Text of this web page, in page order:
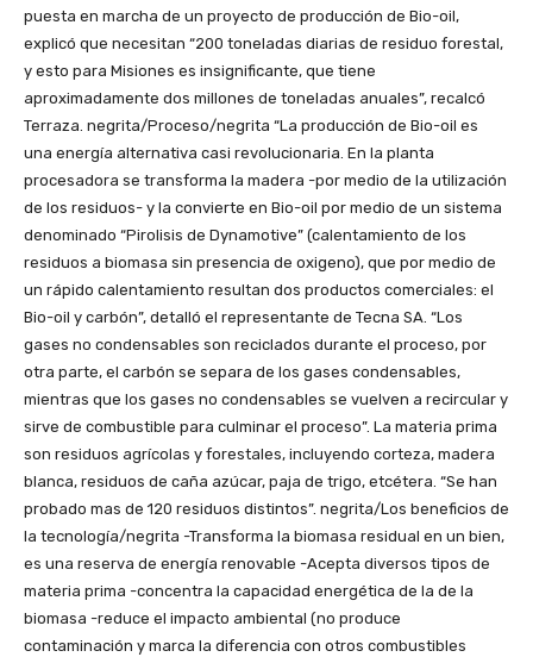
puesta en marcha de un proyecto de producción de Bio-oil,
explicó que necesitan “200 toneladas diarias de residuo forestal,
y esto para Misiones es insignificante, que tiene
aproximadamente dos millones de toneladas anuales”, recalcó
Terraza. negrita/Proceso/negrita “La producción de Bio-oil es
una energía alternativa casi revolucionaria. En la planta
procesadora se transforma la madera -por medio de la utilización
de los residuos- y la convierte en Bio-oil por medio de un sistema
denominado “Pirolisis de Dynamotive” (calentamiento de los
residuos a biomasa sin presencia de oxigeno), que por medio de
un rápido calentamiento resultan dos productos comerciales: el
Bio-oil y carbón”, detalló el representante de Tecna SA. “Los
gases no condensables son reciclados durante el proceso, por
otra parte, el carbón se separa de los gases condensables,
mientras que los gases no condensables se vuelven a recircular y
sirve de combustible para culminar el proceso”. La materia prima
son residuos agrícolas y forestales, incluyendo corteza, madera
blanca, residuos de caña azúcar, paja de trigo, etcétera. “Se han
probado mas de 120 residuos distintos”. negrita/Los beneficios de
la tecnología/negrita -Transforma la biomasa residual en un bien,
es una reserva de energía renovable -Acepta diversos tipos de
materia prima -concentra la capacidad energética de la de la
biomasa -reduce el impacto ambiental (no produce
contaminación y marca la diferencia con otros combustibles